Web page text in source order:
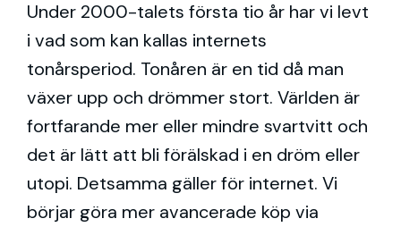
Under 2000-talets första tio år har vi levt
i vad som kan kallas internets
tonårsperiod. Tonåren är en tid då man
växer upp och drömmer stort. Världen är
fortfarande mer eller mindre svartvitt och
det är lätt att bli förälskad i en dröm eller
utopi. Detsamma gäller för internet. Vi
börjar göra mer avancerade köp via